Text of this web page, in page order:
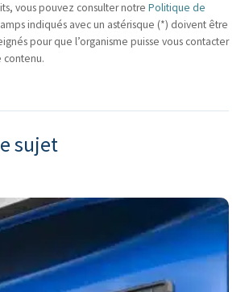
vous pouvez consulter notre Politique de
indiqués avec un astérisque (*) doivent être
pour que l’organisme puisse vous contacter
contenu.
sujet